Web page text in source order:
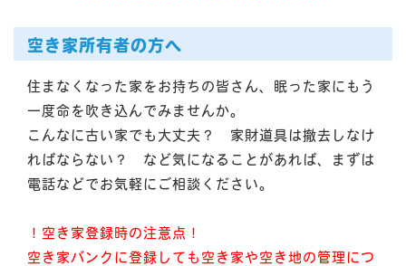
空き家所有者の方へ
住まなくなった家をお持ちの皆さん、眠った家にもう
一度命を吹き込んでみませんか。
こんなに古い家でも大丈夫？ 家財道具は撤去しなけ
ればならない？ など気になることがあれば、まずは
電話などでお気軽にご相談ください。
！空き家登録時の注意点！
空き家バンクに登録しても空き家や空き地の管理につ